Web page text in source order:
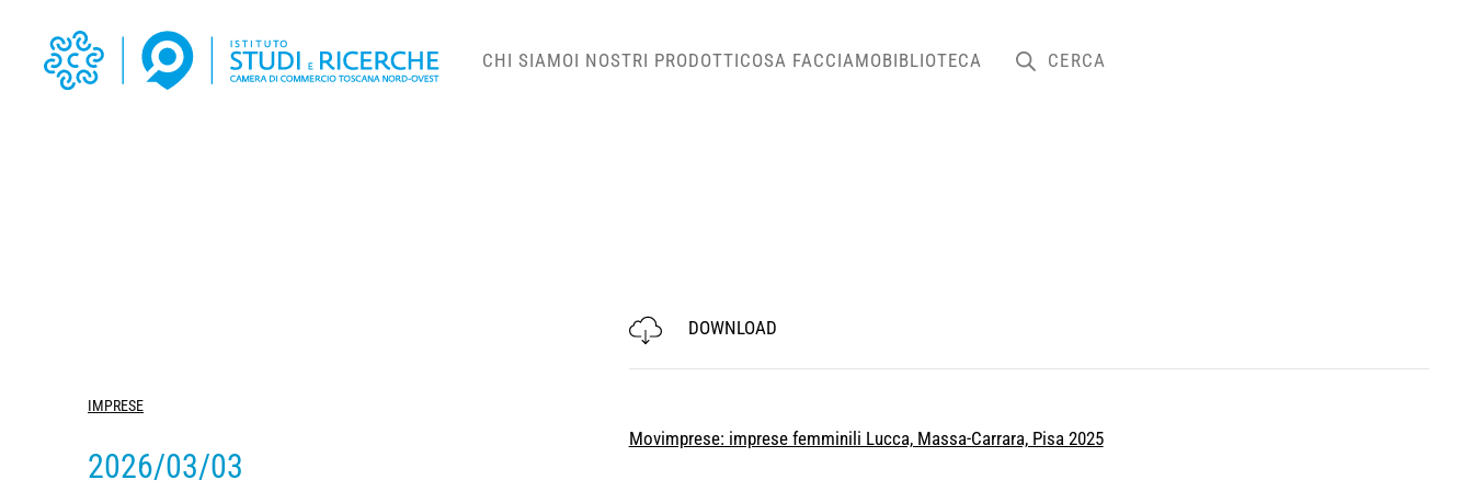
CHI SIAMOI NOSTRI PRODOTTICOSA FACCIAMOBIBLIOTECA
IMPRESE
2026/03/03
DOWNLOAD
Movimprese: imprese femminili Lucca, Massa-Carrara, Pisa 2025